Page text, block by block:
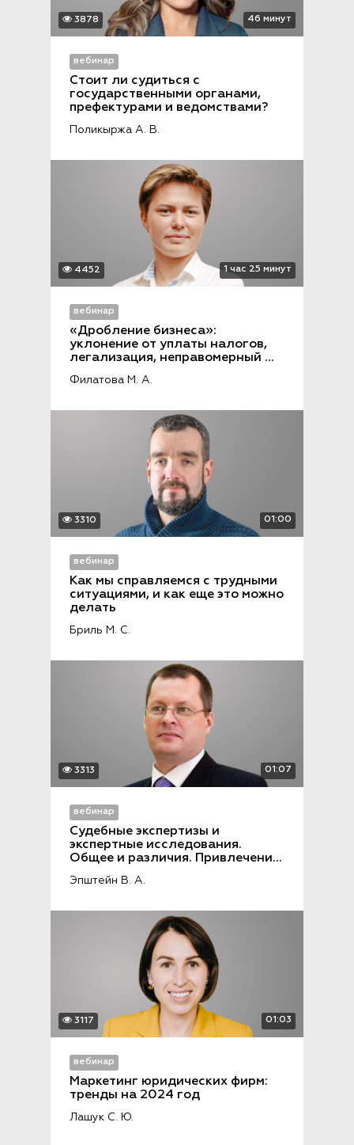
3878 46 минут
вебинар
Стоит ли судиться с
государственными органами,
префектурами и ведомствами?
Поликыржа А. В.
4452 1 час 25 минут
вебинар
«Дробление бизнеса»:
уклонение от уплаты налогов,
легализация, неправомерный
Филатова М. А.
3310 01:00
вебинар
Как мы справляемся с трудными
ситуациями, и как еще это можно
делать
Бриль М. С.
3313 01:07
вебинар
Судебные экспертизы и
экспертные исследования.
Общее и различия. Привлечение
вопроса о назначении
Эпштейн В. А.
3117 01:03
вебинар
Маркетинг юридических фирм:
тренды на 2024 год
Лашук С. Ю.